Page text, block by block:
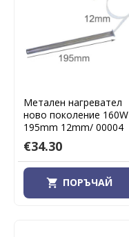
Метален нагревател
ново поколение 160W
195mm 12mm/ 00004
€34.30
ПОРЪЧАЙ